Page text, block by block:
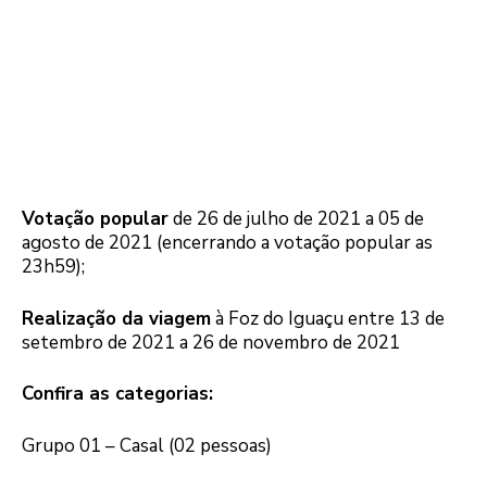
Votação popularde 26 de julho de 2021 a 05 de
agosto de 2021 (encerrando a votação popular as
23h59);
Realização da viagemà Foz do Iguaçu entre 13 de
setembro de 2021 a 26 de novembro de 2021
Confira as categorias:
Grupo 01 – Casal (02 pessoas)